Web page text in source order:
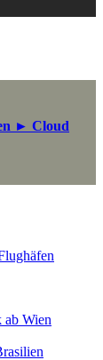
► Cloud
ab Wien